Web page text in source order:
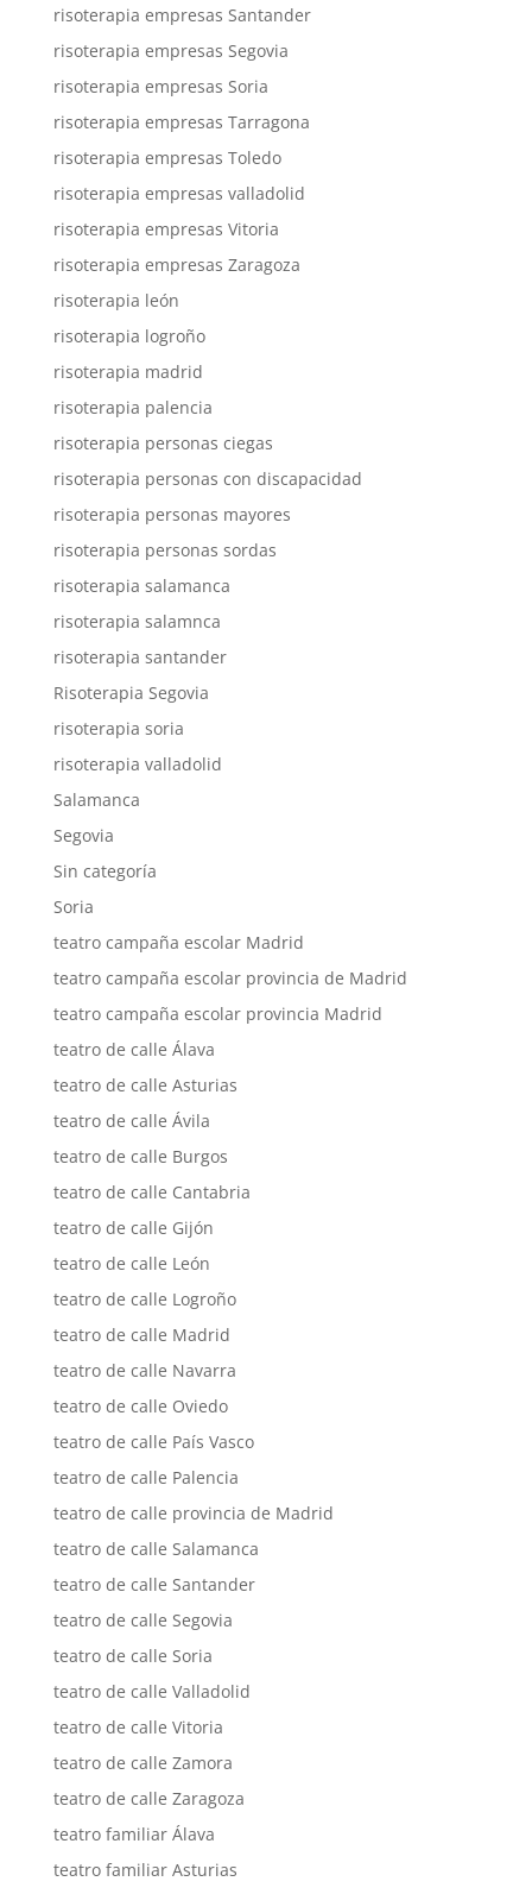
risoterapia empresas Santander
risoterapia empresas Segovia
risoterapia empresas Soria
risoterapia empresas Tarragona
risoterapia empresas Toledo
risoterapia empresas valladolid
risoterapia empresas Vitoria
risoterapia empresas Zaragoza
risoterapia león
risoterapia logroño
risoterapia madrid
risoterapia palencia
risoterapia personas ciegas
risoterapia personas con discapacidad
risoterapia personas mayores
risoterapia personas sordas
risoterapia salamanca
risoterapia salamnca
risoterapia santander
Risoterapia Segovia
risoterapia soria
risoterapia valladolid
Salamanca
Segovia
Sin categoría
Soria
teatro campaña escolar Madrid
teatro campaña escolar provincia de Madrid
teatro campaña escolar provincia Madrid
teatro de calle Álava
teatro de calle Asturias
teatro de calle Ávila
teatro de calle Burgos
teatro de calle Cantabria
teatro de calle Gijón
teatro de calle León
teatro de calle Logroño
teatro de calle Madrid
teatro de calle Navarra
teatro de calle Oviedo
teatro de calle País Vasco
teatro de calle Palencia
teatro de calle provincia de Madrid
teatro de calle Salamanca
teatro de calle Santander
teatro de calle Segovia
teatro de calle Soria
teatro de calle Valladolid
teatro de calle Vitoria
teatro de calle Zamora
teatro de calle Zaragoza
teatro familiar Álava
teatro familiar Asturias